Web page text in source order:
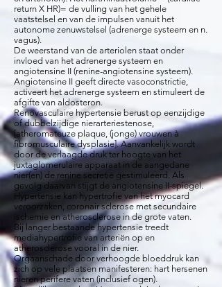
return X HR)= de vulling van het gehele
vaatstelsel en van de impulsen vanuit het
autonome zenuwstelsel (adrenerge systeem en n.
vagus).
De weerstand van de arteriolen staat onder
invloed van het adrenerge systeem en
angiotensine II (renine-angiotensine systeem).
Angiotensine II geeft directe vasoconstrictie,
activeert het adrenerge systeem en stimuleert de
afgifte van aldosteron.
Renovasculaire hypertensie berust op eenzijdige
of dubbelzijdige nierarteriestenose,
[atheromateuze plaque, (jonge) vrouwen à
fibromusculaire dysplasie]. Aanvankelijk wordt
door de verlaagde druk ter hoogte van het
juxtaglomerulaire apparaat in de aangedane
nier(en) de renine secretie gestimuleerd. Als
gevolg daarvan stijgt de angiotensine II-spiegel.
Hypertensie kan hypertrofie van het myocard
veroorzaken, coronair sclerose met secundaire
ischemie en atherosclerose in de grote vaten.
Bij langer bestaande hypertensie treedt
mediahypertrofie van arteriën op en
atherosclerose vooral in de nier.
Orgaanschade door verhoogde bloeddruk kan
zich op vele plaatsen manifesteren: hart hersenen
nieren perifere vaten (inclusief ogen).